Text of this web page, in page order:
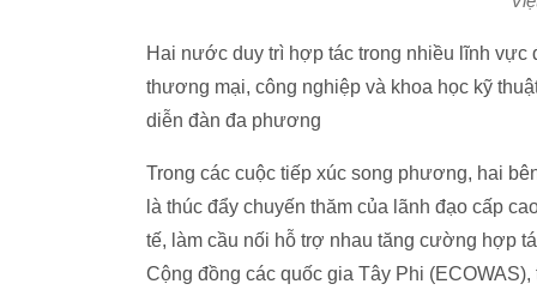
Hai nước duy trì hợp tác trong nhiều lĩnh vực
thương mại, công nghiệp và khoa học kỹ
diễn đàn đa phương
Trong các cuộc tiếp xúc song phương, hai
là thúc đẩy chuyến thăm của lãnh đạo cấp
tế, làm cầu nối hỗ trợ nhau tăng cường hợp
Cộng đồng các quốc gia Tây Phi